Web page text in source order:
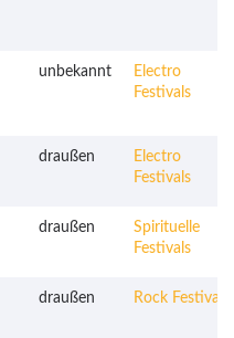
unbekannt
Electro
Festivals
draußen
Electro
Festivals
draußen
Spirituelle
Festivals
draußen Rock Festivals